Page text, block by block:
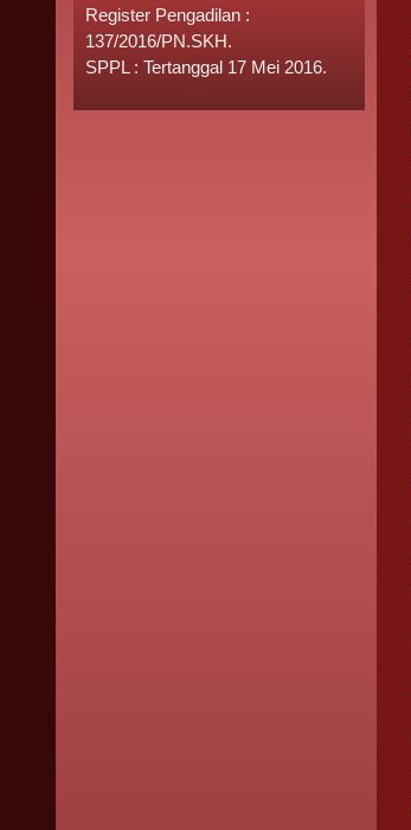
Register Pengadilan :
137/2016/PN.SKH.
SPPL : Tertanggal 17 Mei 2016.